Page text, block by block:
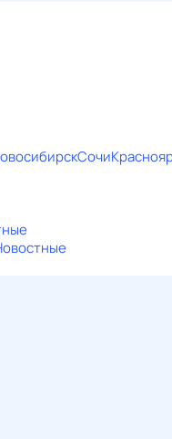
Сочи